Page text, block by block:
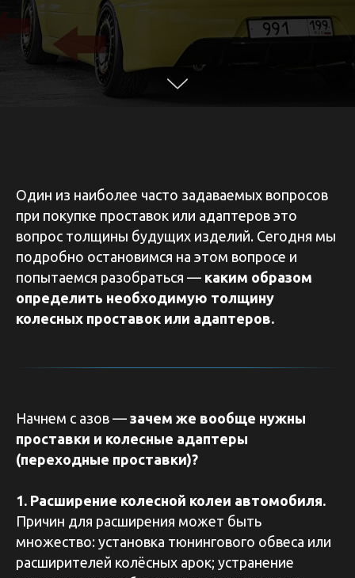
Один из наиболее часто задаваемых вопросов
при покупке проставок или адаптеров это
вопрос толщины будущих изделий. Сегодня мы
подробно остановимся на этом вопросе и
попытаемся разобраться — каким образом
определить необходимую толщину
колесных проставок или адаптеров.
Начнем с азов — зачем же вообще нужны
проставки и колесные адаптеры
(переходные проставки)?
1. Расширение колесной колеи автомобиля.
Причин для расширения может быть
множество: установка тюнингового обвеса или
расширителей колёсных арок; устранение